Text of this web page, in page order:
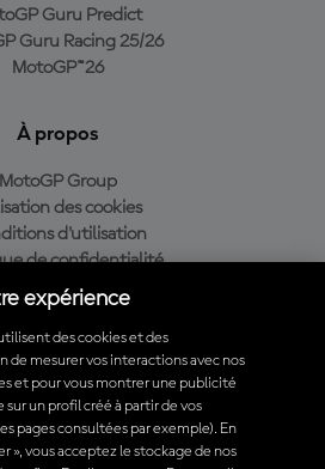
Guru Predict
Guru Racing 25/26
MotoGP™26
À propos
MotoGP Group
des cookies
d'utilisation
de confidentialité
d’achat
l'appli officielle du MotoGP™
expérience
des cookies et des
de mesurer vos interactions avec nos
et pour vous montrer une publicité
sur un profil créé à partir de vos
pages consultées par exemple). En
», vous acceptez le stockage de nos